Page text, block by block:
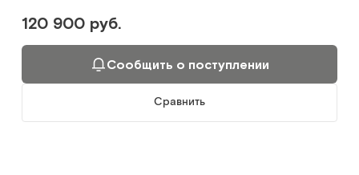
120 900 руб.
Сообщить о поступлении
Сравнить